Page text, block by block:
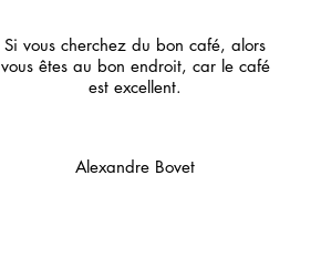
Si vous cherchez du bon café, alors
vous êtes au bon endroit, car le café
est excellent.
Alexandre Bovet